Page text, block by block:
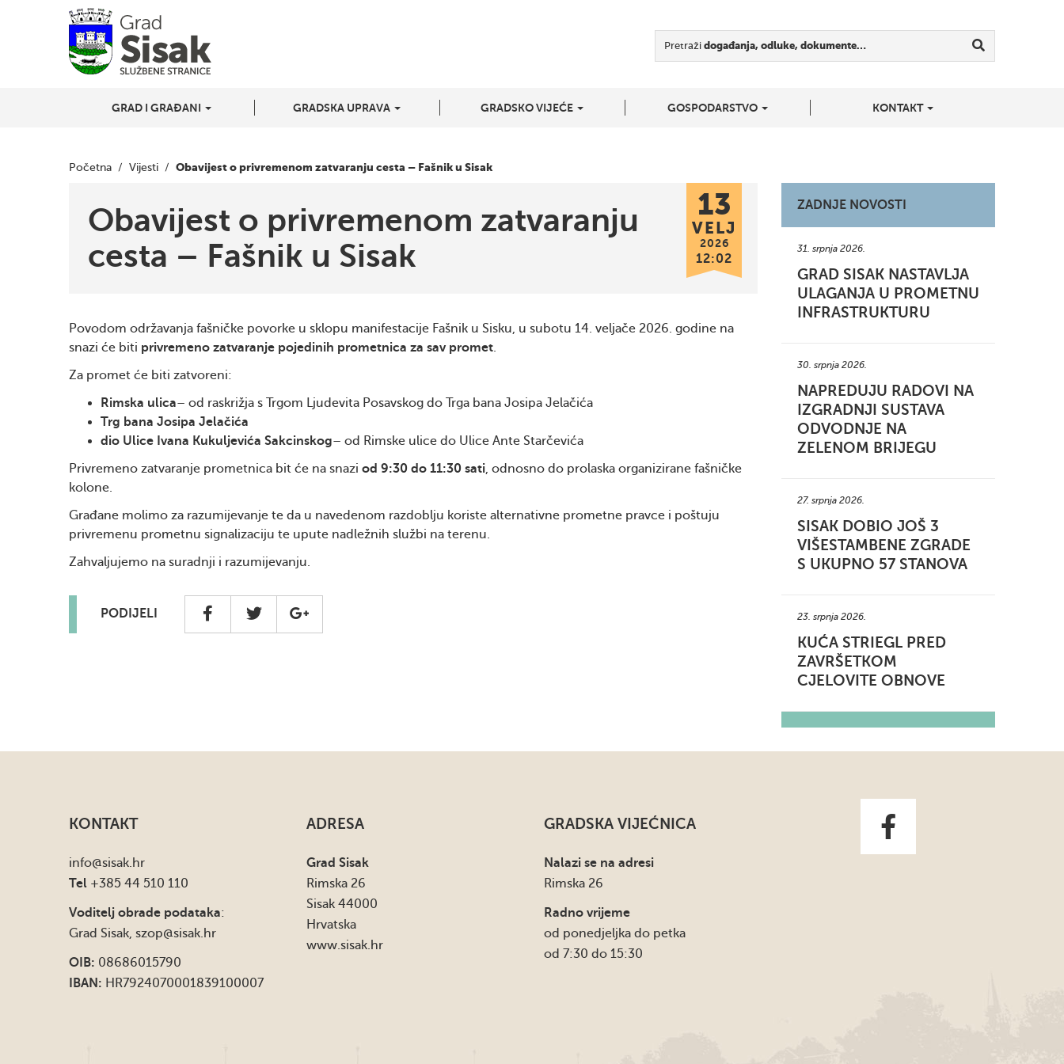
Pretraži događanja, odluke, dokumente…
GRAD I GRAĐANI GRADSKA UPRAVA GRADSKO VIJEĆE GOSPODARSTVO KONTAKT
Početna / Vijesti / Obavijest o privremenom zatvaranju cesta – Fašnik u Sisak
Obavijest o privremenom zatvaranju
cesta – Fašnik u Sisak
13
VELJ
2026
12:02
Povodom održavanja fašničke povorke u sklopu manifestacije Fašnik u Sisku, u subotu 14. veljače 2026. godine na
snazi će biti privremeno zatvaranje pojedinih prometnica za sav promet.
Za promet će biti zatvoreni:
Rimska ulica– od raskrižja s Trgom Ljudevita Posavskog do Trga bana Josipa Jelačića
Trg bana Josipa Jelačića
dio Ulice Ivana Kukuljevića Sakcinskog– od Rimske ulice do Ulice Ante Starčevića
Privremeno zatvaranje prometnica bit će na snazi od 9:30 do 11:30 sati, odnosno do prolaska organizirane fašničke
kolone.
Građane molimo za razumijevanje te da u navedenom razdoblju koriste alternativne prometne pravce i poštuju
privremenu prometnu signalizaciju te upute nadležnih službi na terenu.
Zahvaljujemo na suradnji i razumijevanju.
PODIJELI
ZADNJE NOVOSTI
31. srpnja 2026.
GRAD SISAK NASTAVLJA
ULAGANJA U PROMETNU
INFRASTRUKTURU
30. srpnja 2026.
NAPREDUJU RADOVI NA
IZGRADNJI SUSTAVA
ODVODNJE NA
ZELENOM BRIJEGU
27. srpnja 2026.
SISAK DOBIO JOŠ 3
VIŠESTAMBENE ZGRADE
S UKUPNO 57 STANOVA
23. srpnja 2026.
KUĆA STRIEGL PRED
ZAVRŠETKOM
CJELOVITE OBNOVE
KONTAKT
info@sisak.hr
Tel +385 44 510 110
Voditelj obrade podataka:
Grad Sisak, szop@sisak.hr
OIB: 08686015790
IBAN: HR7924070001839100007
ADRESA
Grad Sisak
Rimska 26
Sisak 44000
Hrvatska
www.sisak.hr
GRADSKA VIJEĆNICA
Nalazi se na adresi
Rimska 26
Radno vrijeme
od ponedjeljka do petka
od 7:30 do 15:30